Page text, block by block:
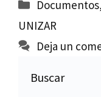
Documentos
UNIZAR
Deja un
Buscar